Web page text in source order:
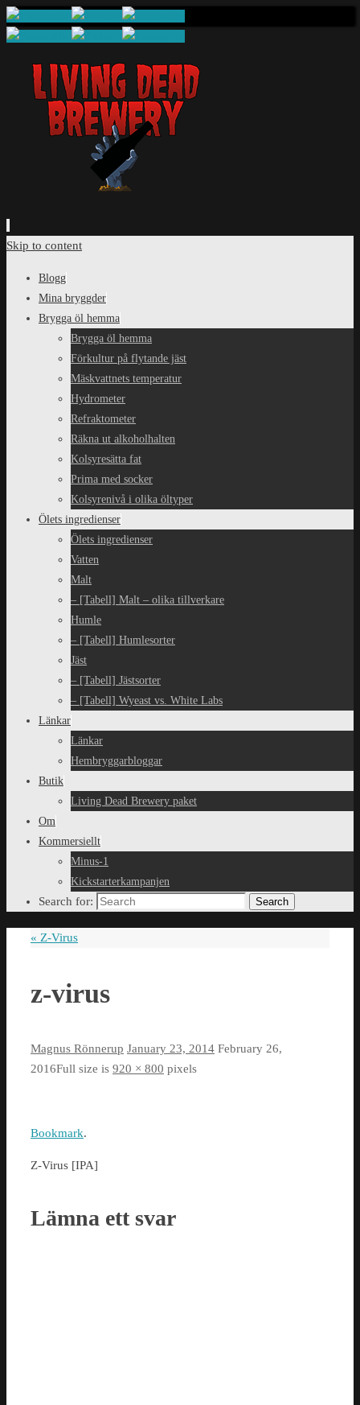
Skip to content
Blogg
Mina bryggder
Brygga öl hemma
Brygga öl hemma
Förkultur på flytande jäst
Mäskvattnets temperatur
Hydrometer
Refraktometer
Räkna ut alkoholhalten
Kolsyresätta fat
Prima med socker
Kolsyrenivå i olika öltyper
Ölets ingredienser
Ölets ingredienser
Vatten
Malt
– [Tabell] Malt – olika tillverkare
Humle
– [Tabell] Humlesorter
Jäst
– [Tabell] Jästsorter
– [Tabell] Wyeast vs. White Labs
Länkar
Länkar
Hembryggarbloggar
Butik
Living Dead Brewery paket
Om
Kommersiellt
Minus-1
Kickstarterkampanjen
Search for: Search
« Z-Virus
z-virus
Magnus Rönnerup January 23, 2014 February 26,
2016Full size is 920 × 800 pixels
Bookmark.
Z-Virus [IPA]
Lämna ett svar